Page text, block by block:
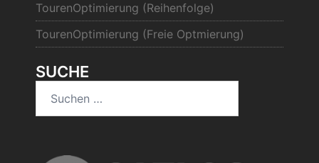
TourenOptimierung (Reihenfolge)
TourenOptimierung (Freie Optmierung)
SUCHE
nach: